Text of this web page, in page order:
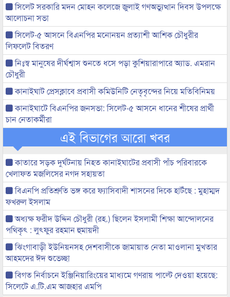
সিলেট সরকারি মদন মোহন কলেজে জুলাই গণঅভ্যুত্থান দিবস উপলক্ষে
আলোচনা সভা
সিলেট-৫ আসনে বিএনপির মনোনয়ন প্রত্যাশী আশিক চৌধুরীর
লিফলেট বিতরণ
নিঃস্ব মানুষের দীর্ঘশ্বাস শুনতে ধসে পড়া কুশিয়ারাপারে অ্যাড. এমরান
চৌধুরী
কানাইঘাট প্রেসক্লাবে প্রবাসী কমিউনিটি নেতৃবৃন্দের নিয়ে মতিবিনিময়
কানাইঘাটে বিএনপির জনসভা: সিলেট-৫ আসনে ধানের শীষের প্রার্থী
চান নেতাকর্মীরা
এই বিভাগের আরো খবর
কাতারে সড়ক দুর্ঘটনায় নিহত কানাইঘাটের প্রবাসী পাঁচ পরিবারকে
খেলাফত মজলিসের নগদ সহায়তা
বিএনপি প্রতিশ্রুতি ভঙ্গ করে ফ্যাসিবাদী শাসনের দিকে হাটঁছে : মুহাম্মদ
ফখরুল ইসলাম
অধ্যক্ষ ফরীদ উদ্দিন চৌধুরী (রহ.) ছিলেন ইসলামী শিক্ষা আন্দোলনের
পথিকৃৎ : লুৎফুর রহমান হুমায়দী
ঝিংগাবাড়ী ইউনিয়নসহ দেশবাসীকে জামায়াত নেতা মাওলানা মুখতার
আহমদের ঈদ শুভেচ্ছা
বিগত নির্বাচনে ইঞ্জিনিয়ারিংয়ের মাধ্যমে গণরায় পাল্টে দেওয়া হয়েছে:
সিলেটে এ.টি.এম আজহার এমপি